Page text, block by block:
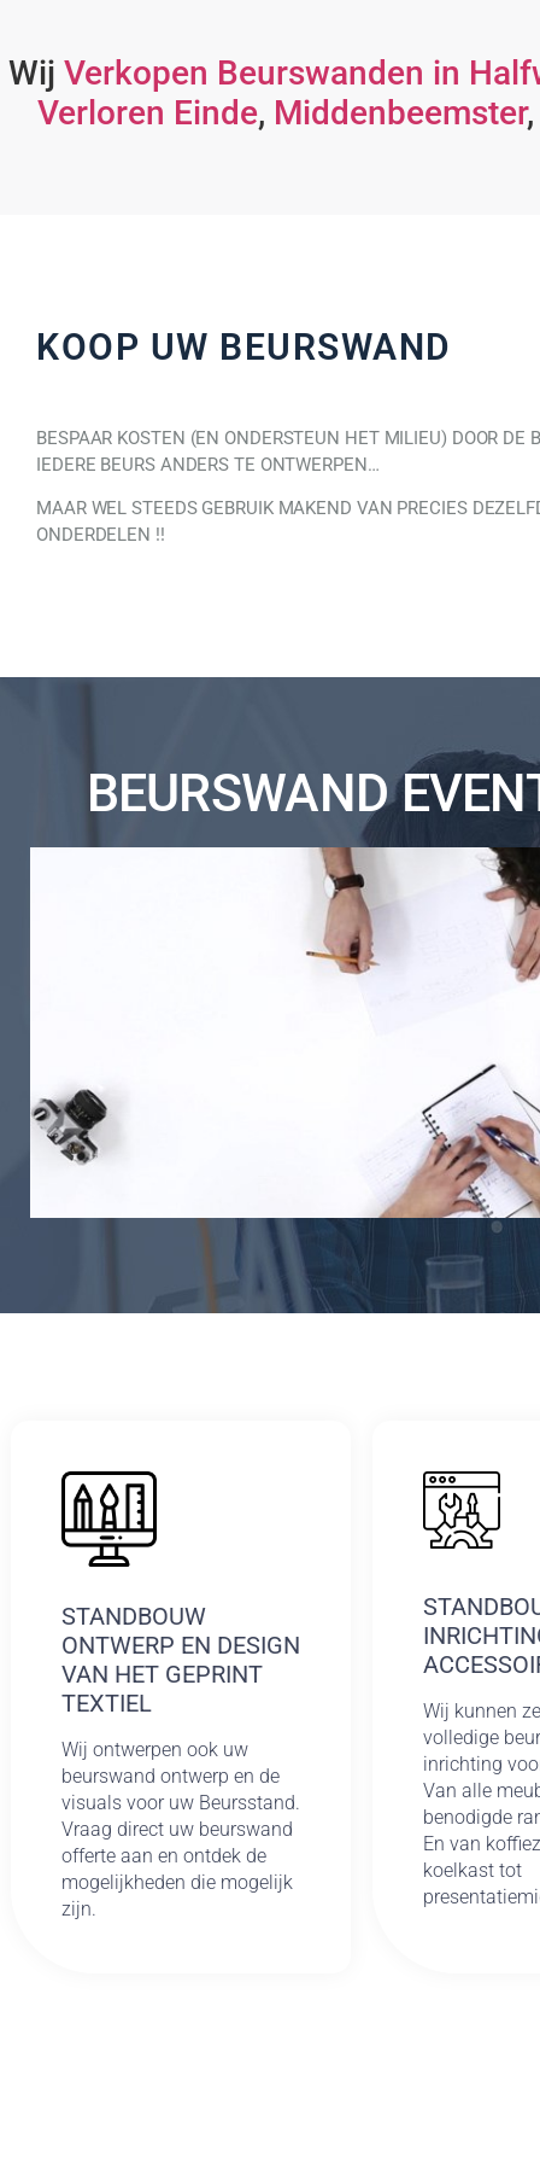
Wij Verkopen Beurswanden in
Verloren Einde, Middenbeemster,
KOOP UW BEURSWAND
BESPAAR KOSTEN (EN ONDERSTEUN HET MILIEU) DOOR DE
IEDERE BEURS ANDERS TE ONTWERPEN…
MAAR WEL STEEDS GEBRUIK MAKEND VAN PRECIES
ONDERDELEN !!
BEURSWAND
STANDBOUW
ONTWERP EN DESIGN
VAN HET GEPRINT
TEXTIEL
Wij ontwerpen ook uw
beurswand ontwerp en de
visuals voor uw Beursstand.
Vraag direct uw beurswand
offerte aan en ontdek de
mogelijkheden die mogelijk
zijn.
Wij kunnen
volledige
inrichting
Van alle
benodigde
En van
koelkast tot